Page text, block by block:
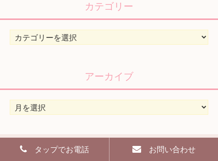
カテゴリー
カ
ー
アーカイブ
タップでお電話 お問い合わせ